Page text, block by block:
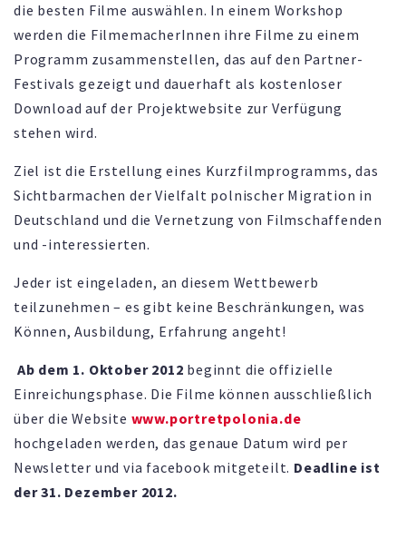
die besten Filme auswählen. In einem Workshop
werden die FilmemacherInnen ihre Filme zu einem
Programm zusammenstellen, das auf den Partner-
Festivals gezeigt und dauerhaft als kostenloser
Download auf der Projektwebsite zur Verfügung
stehen wird.
Ziel ist die Erstellung eines Kurzfilmprogramms, das
Sichtbarmachen der Vielfalt polnischer Migration in
Deutschland und die Vernetzung von Filmschaffenden
und -interessierten.
Jeder ist eingeladen, an diesem Wettbewerb
teilzunehmen – es gibt keine Beschränkungen, was
Können, Ausbildung, Erfahrung angeht!
Ab dem 1. Oktober 2012 beginnt die offizielle
Einreichungsphase. Die Filme können ausschließlich
über die Website www.portretpolonia.de
hochgeladen werden, das genaue Datum wird per
Newsletter und via facebook mitgeteilt. Deadline ist
der 31. Dezember 2012.